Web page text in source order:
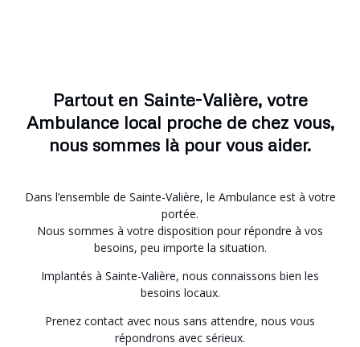
Partout en Sainte-Valière, votre
Ambulance local proche de chez vous,
nous sommes là pour vous aider.
Dans l’ensemble de Sainte-Valière, le Ambulance est à votre
portée.
Nous sommes à votre disposition pour répondre à vos
besoins, peu importe la situation.
Implantés à Sainte-Valière, nous connaissons bien les
besoins locaux.
Prenez contact avec nous sans attendre, nous vous
répondrons avec sérieux.